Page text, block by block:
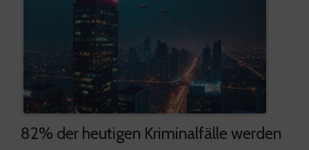
82% der heutigen Kriminalfälle werden